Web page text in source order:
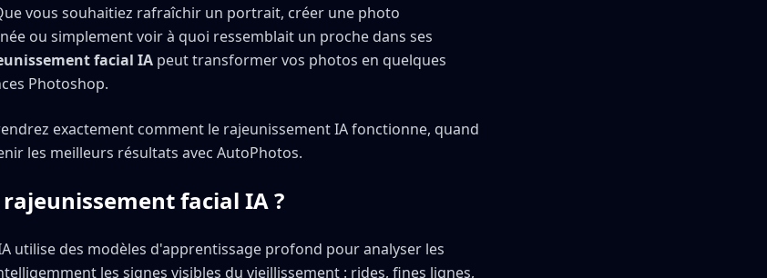
vous souhaitiez rafraîchir un portrait, créer une photo
ou simplement voir à quoi ressemblait un proche dans ses
facial IA peut transformer vos photos en quelques
Photoshop.
exactement comment le rajeunissement IA fonctionne, quand
les meilleurs résultats avec AutoPhotos.
facial IA ?
utilise des modèles d'apprentissage profond pour analyser les
les signes visibles du vieillissement : rides, fines lignes,